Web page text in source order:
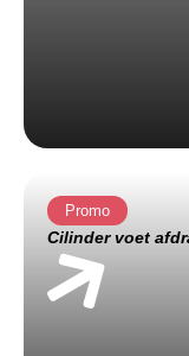
Promo
Cilinder voet